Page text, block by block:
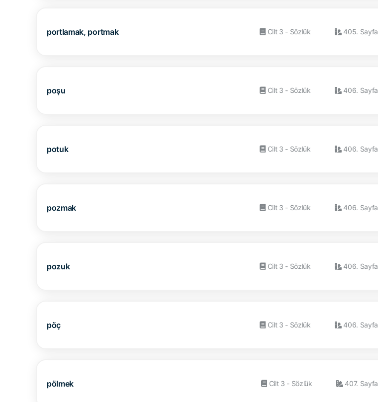
portlamak, portmak Cilt 3 - Sözlük 405. Sayfa
poşu Cilt 3 - Sözlük 406. Sayfa
potuk Cilt 3 - Sözlük 406. Sayfa
pozmak Cilt 3 - Sözlük 406. Sayfa
pozuk Cilt 3 - Sözlük 406. Sayfa
pöç Cilt 3 - Sözlük 406. Sayfa
pölmek Cilt 3 - Sözlük 407. Sayfa